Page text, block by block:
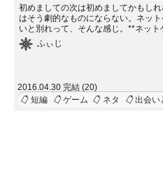
初めましての次は初めましてかもし
はそう劇的なものにならない。ネッ
いと別れって、そんな感じ。**ネット
な方向けに、一部用語の解説等が入っ
が、ゲームによっては異なる場合もあ
に見ていただけると。
ふぃじ
2016.04.30 完結 (20)
短編
ゲーム ネタ 出会い